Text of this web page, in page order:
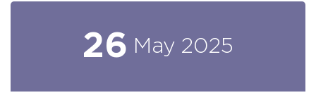
26 May 2025